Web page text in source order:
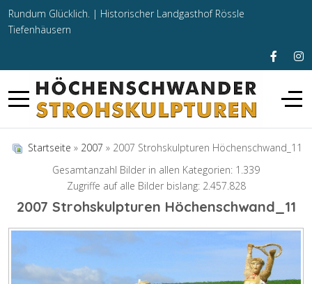
Rundum Glücklich. | Historischer Landgasthof Rössle
Tiefenhäusern
Startseite » 2007 » 2007 Strohskulpturen Höchenschwand_11
Gesamtanzahl Bilder in allen Kategorien: 1.339
Zugriffe auf alle Bilder bislang: 2.457.828
2007 Strohskulpturen Höchenschwand_11